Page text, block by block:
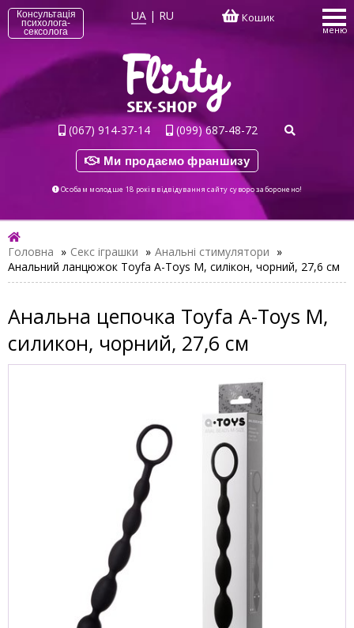
Консультація
психолога-
сексолога
UA | RU Кошик
меню
(067) 914-37-14 (099) 687-48-72
Ми продаємо франшизу
Особам молодше 18 років відвідування сайту суворо заборонено!
Головна » Секс іграшки » Анальні стимулятори »
Анальний ланцюжок Toyfa A-Toys М, силікон, чорний, 27,6 см
Анальна цепочка Toyfa A-Toys М,
силикон, чорний, 27,6 см